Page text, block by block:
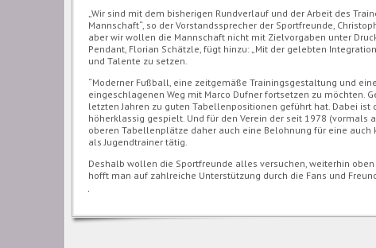
„Wir sind mit dem bisherigen Rundverlauf und der Arbeit des
Mannschaft“, so der Vorstandssprecher der Sportfreunde,
aber wir wollen die Mannschaft nicht mit Zielvorgaben unter
Pendant, Florian Schätzle, fügt hinzu: „Mit der gelebten
und Talente zu setzen.
“Moderner Fußball, eine zeitgemäße Trainingsgestaltung und
eingeschlagenen Weg mit Marco Dufner fortsetzen zu möchten.
letzten Jahren zu guten Tabellenpositionen geführt hat. Dabei
höherklassig gespielt. Und für den Verein der seit 1978 (vormals
oberen Tabellenplätze daher auch eine Belohnung für eine auch
als Jugendtrainer tätig.
Deshalb wollen die Sportfreunde alles versuchen, weiterhin
hofft man auf zahlreiche Unterstützung durch die Fans und